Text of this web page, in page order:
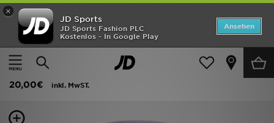
×
JD Sports
JD Sports Fashion PLC
Kostenlos - In Google Play
Ansehen
Home
Herren Herren Accessoires Sportzubehör
adidas Tiro Club Ball
20,00€
inkl. MwST.
ANGEBOTE
Neuheiten